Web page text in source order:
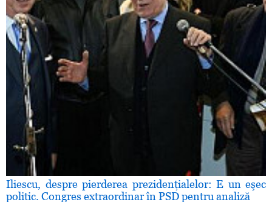
Iliescu, despre pierderea prezidenţialelor: E un eşec
politic. Congres extraordinar în PSD pentru analiză